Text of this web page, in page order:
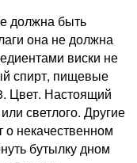
должна быть
она не должна
виски не
спирт, пищевые
Цвет. Настоящий
светлого. Другие
о некачественном
бутылку дном